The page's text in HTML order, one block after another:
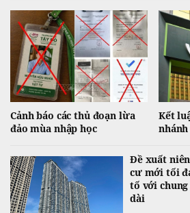
Cảnh báo các thủ đoạn lừa
đảo mùa nhập học
Kết
Đề xuất
cư mới tối
tố với chung
dài